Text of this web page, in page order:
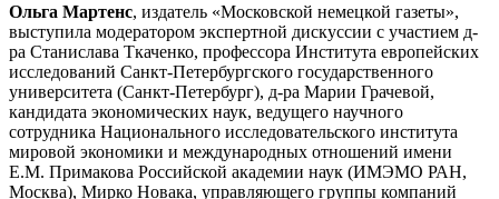
Ольга Мартенс, издатель «Московской немецкой газеты»,
выступила модератором экспертной дискуссии с участием д-
ра Станислава Ткаченко, профессора Института европейских
исследований Санкт-Петербургского государственного
университета (Санкт-Петербург), д-ра Марии Грачевой,
кандидата экономических наук, ведущего научного
сотрудника Национального исследовательского института
мировой экономики и международных отношений имени
Е.М. Примакова Российской академии наук (ИМЭМО РАН,
Москва), Мирко Новака, управляющего группы компаний